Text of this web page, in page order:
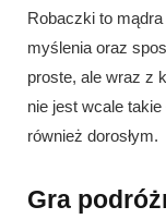
Robaczki to
myślenia oraz
proste, ale wraz z
nie jest wcale
również dorosłym.
Gra